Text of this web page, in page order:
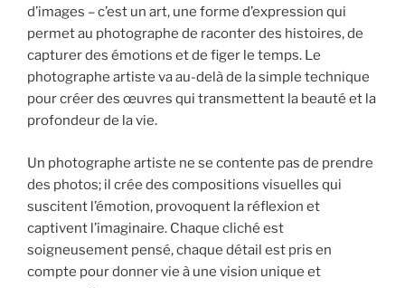
d’images – c’est un art, une forme d’expression qui
permet au photographe de raconter des histoires, de
capturer des émotions et de figer le temps. Le
photographe artiste va au-delà de la simple technique
pour créer des œuvres qui transmettent la beauté et la
profondeur de la vie.
Un photographe artiste ne se contente pas de prendre
des photos; il crée des compositions visuelles qui
suscitent l’émotion, provoquent la réflexion et
captivent l’imaginaire. Chaque cliché est
soigneusement pensé, chaque détail est pris en
compte pour donner vie à une vision unique et